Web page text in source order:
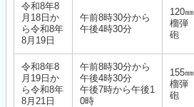
令和8年8
月18日か
ら令和8年
8月19日
午前8時30分から
午後4時30分
120㎜
榴弾
砲
令和8年8
月19日か
ら令和8年
8月21日
午前8時30分から
午後4時30分
午後7時から午後1
0時
155㎜
榴弾
砲